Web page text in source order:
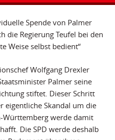
Spende von Palmer
die Regierung Teufel bei den
Weise selbst bedient“
Wolfgang Drexler
Palmer seine
stiftet. Dieser Schritt
eigentliche Skandal um die
Württemberg werde damit
Die SPD werde deshalb